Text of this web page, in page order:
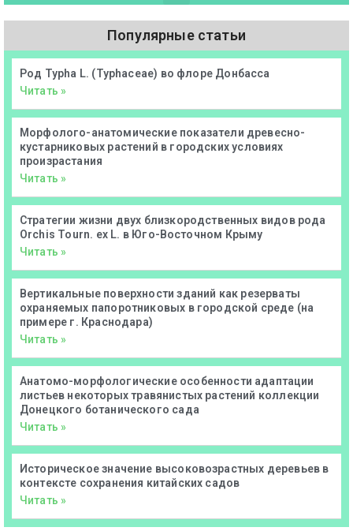
Популярные статьи
Род Typha L. (Typhaceae) во флоре Донбасса
Читать »
Морфолого-анатомические показатели древесно-
кустарниковых растений в городских условиях
произрастания
Читать »
Стратегии жизни двух близкородственных видов рода
Orchis Tourn. ex L. в Юго-Восточном Крыму
Читать »
Вертикальные поверхности зданий как резерваты
охраняемых папоротниковых в городской среде (на
примере г. Краснодара)
Читать »
Анатомо-морфологические особенности адаптации
листьев некоторых травянистых растений коллекции
Донецкого ботанического сада
Читать »
Историческое значение высоковозрастных деревьев в
контексте сохранения китайских садов
Читать »